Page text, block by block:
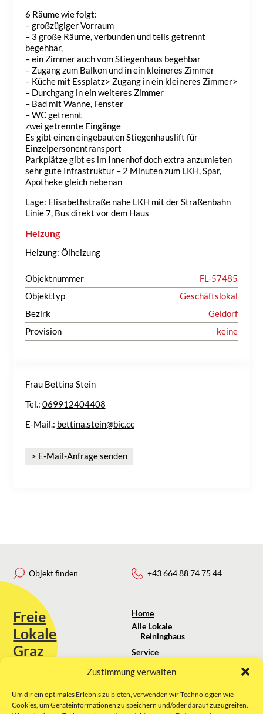
Zustimmung verwalten
Um dir ein optimales Erlebnis zu bieten, verwenden wir Technologien wie
Cookies, um Geräteinformationen zu speichern und/oder darauf zuzugreifen.
6 Räume wie folgt:
– großzügiger Vorraum
– 3 große Räume, verbunden und teils getrennt
begehbar,
– ein Zimmer auch vom Stiegenhaus begehbar
– Zugang zum Balkon und in ein kleineres Zimmer
– Küche mit Essplatz> Zugang in ein kleineres Zimmer>
– Durchgang in ein weiteres Zimmer
– Bad mit Wanne, Fenster
– WC getrennt
zwei getrennte Eingänge
Es gibt einen eingebauten Stiegenhauslift für
Einzelpersonentransport
Parkplätze gibt es im Innenhof doch extra anzumieten
sehr gute Infrastruktur – 2 Minuten zum LKH, Spar,
Apotheke gleich nebenan
Lage: Elisabethstraße nahe LKH mit der Straßenbahn
Linie 7, Bus direkt vor dem Haus
Heizung
Heizung: Ölheizung
Objektnummer
FL-57485
Objekttyp
Geschäftslokal
Bezirk
Geidorf
Provision
keine
Frau Bettina Stein
Tel.: 069912404408
E-Mail.: bettina.stein@bic.cc
> E-Mail-Anfrage senden
Objekt finden
Freie
Lokale
Graz
Sie erreichen uns unter:
kontakt@freielokale-graz.at
+43 664 88 74 75 44
Home
Alle Lokale
Reininghaus
Service
Über uns
Impressum
AGB